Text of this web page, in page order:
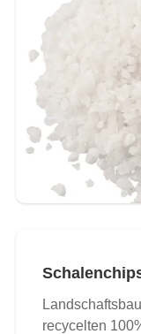
recycelten